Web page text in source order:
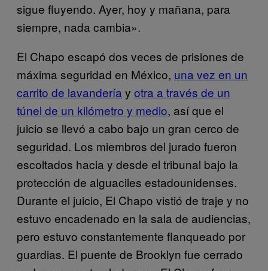
sigue fluyendo. Ayer, hoy y mañana, para
siempre, nada cambia».
El Chapo escapó dos veces de prisiones de
máxima seguridad en México, una vez en un
carrito de lavandería y otra a través de un
túnel de un kilómetro y medio, así que el
juicio se llevó a cabo bajo un gran cerco de
seguridad. Los miembros del jurado fueron
escoltados hacia y desde el tribunal bajo la
protección de alguaciles estadounidenses.
Durante el juicio, El Chapo vistió de traje y no
estuvo encadenado en la sala de audiencias,
pero estuvo constantemente flanqueado por
guardias. El puente de Brooklyn fue cerrado